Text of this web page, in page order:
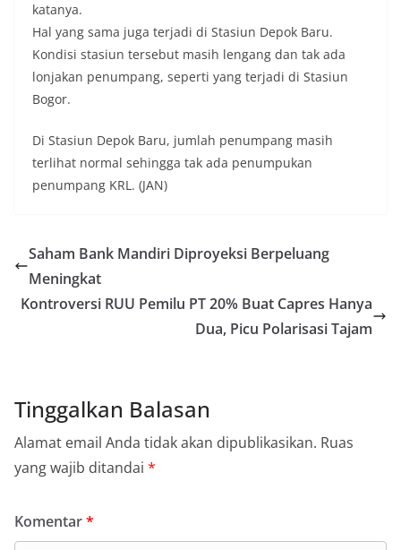
katanya.
Hal yang sama juga terjadi di Stasiun Depok Baru.
Kondisi stasiun tersebut masih lengang dan tak ada
lonjakan penumpang, seperti yang terjadi di Stasiun
Bogor.
Di Stasiun Depok Baru, jumlah penumpang masih
terlihat normal sehingga tak ada penumpukan
penumpang KRL. (JAN)
Saham Bank Mandiri Diproyeksi Berpeluang
Meningkat
Kontroversi RUU Pemilu PT 20% Buat Capres Hanya
Dua, Picu Polarisasi Tajam
Tinggalkan Balasan
Alamat email Anda tidak akan dipublikasikan. Ruas
yang wajib ditandai *
Komentar*